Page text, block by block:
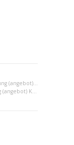
3-zimmer-wohnung vermietung (angebot) Košice II
Andere wohnung vermietung (angebot) Košice II